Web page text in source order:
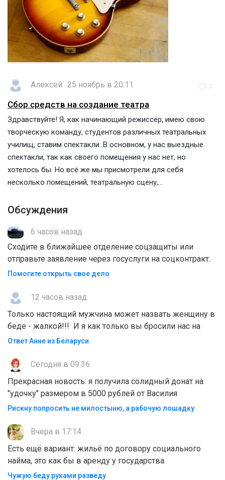
Алексей 25 ноябрь в 20:11 0
Сбор средств на создание театра
Здравствуйте! Я, как начинающий режиссёр, имею свою
творческую команду, студентов различных театральных
училищ, ставим спектакли. В основном, у нас выездные
спектакли, так как своего помещения у нас нет, но
хотелось бы. Но всё же мы присмотрели для себя
несколько помещений, театральную сцену,...
Обсуждения
6 часов назад
Сходите в ближайшее отделение соцзащиты или
отправьте заявление через госуслуги на соцконтракт.
Помогите открыть свое дело
12 часов назад
Только настоящий мужчина может назвать женщину в
беде - жалкой!!! И я как только вы бросили нас на
Ответ Анне из Беларуси
Сегодня в 09:36
Прекрасная новость: я получила солидный донат на
"удочку" размером в 5000 рублей от Василия
Рискну попросить не милостыню, а рабочую лошадку
Вчера в 17:14
Есть ещё вариант: жильё по договору социального
найма, это как бы в аренду у государства.
Чужую беду руками разведу